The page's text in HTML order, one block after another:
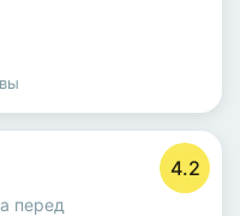
4.2
перед